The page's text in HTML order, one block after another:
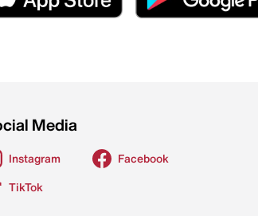
Media
Instagram
TikTok
Facebook